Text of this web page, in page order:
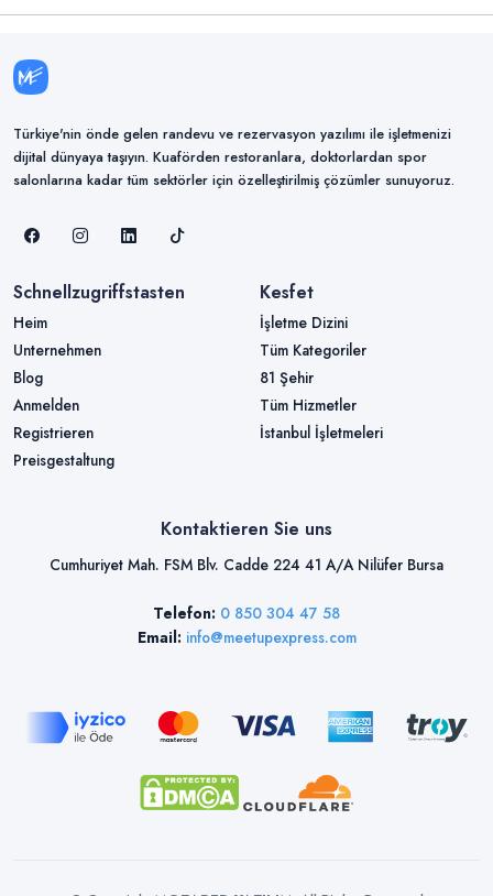
Türkiye'nin önde gelen randevu ve rezervasyon yazılımı ile işletmenizi
dijital dünyaya taşıyın. Kuaförden restoranlara, doktorlardan spor
salonlarına kadar tüm sektörler için özelleştirilmiş çözümler sunuyoruz.
Schnellzugriffstasten
Heim
Unternehmen
Blog
Anmelden
Registrieren
Preisgestaltung
Kesfet
İşletme Dizini
Tüm Kategoriler
81 Şehir
Tüm Hizmetler
İstanbul İşletmeleri
Kontaktieren Sie uns
Cumhuriyet Mah. FSM Blv. Cadde 224 41 A/A Nilüfer Bursa
Telefon: 0 850 304 47 58
Email: info@meetupexpress.com